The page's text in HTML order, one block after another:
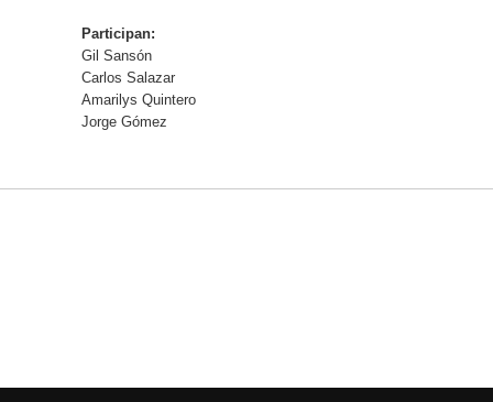
Participan:
Gil Sansón
Carlos Salazar
Amarilys Quintero
Jorge Gómez